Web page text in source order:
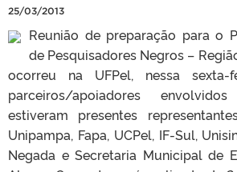
25/03/2013
Reunião de preparação para o
de Pesquisadores Negros –
ocorreu na UFPel, nessa sexta-
parceiros/apoiadores
estiveram presentes
Unipampa, Fapa, UCPel, IF-Sul,
Negada e Secretaria Municipal de